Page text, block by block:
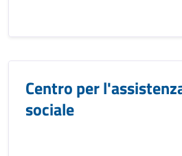
Centro per
sociale